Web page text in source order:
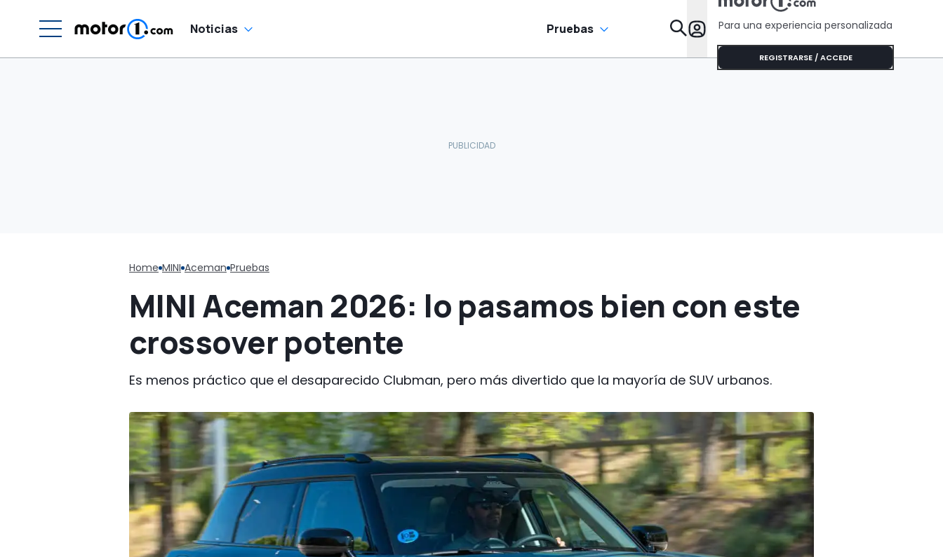
Noticias Pruebas Para una experiencia personalizada
REGISTRARSE / ACCEDE
Home MINI Aceman Pruebas
MINI Aceman 2026: lo pasamos bien con este
crossover potente
Es menos práctico que el desaparecido Clubman, pero más divertido que la mayoría de SUV urbanos.